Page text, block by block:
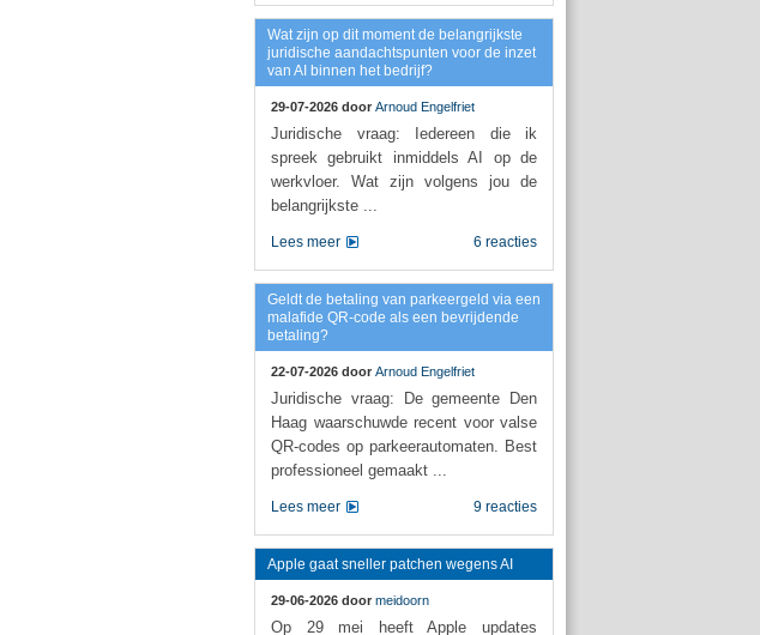
Wat zijn op dit moment de belangrijkste
juridische aandachtspunten voor de inzet
van AI binnen het bedrijf?
29-07-2026 door Arnoud Engelfriet
Juridische vraag: Iedereen die ik
spreek gebruikt inmiddels AI op de
werkvloer. Wat zijn volgens jou de
belangrijkste ...
6 reacties
Lees meer
Geldt de betaling van parkeergeld via een
malafide QR-code als een bevrijdende
betaling?
22-07-2026 door Arnoud Engelfriet
Juridische vraag: De gemeente Den
Haag waarschuwde recent voor valse
QR-codes op parkeerautomaten. Best
professioneel gemaakt ...
9 reacties
Lees meer
Apple gaat sneller patchen wegens AI
29-06-2026 door meidoorn
Op 29 mei heeft Apple updates